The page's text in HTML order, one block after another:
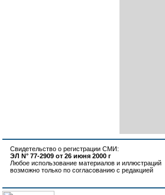
Свидетельство о регистрации СМИ:
ЭЛ N° 77-2909 от 26 июня 2000 г
Любое использование материалов и иллюстраций
возможно только по согласованию с редакцией